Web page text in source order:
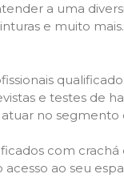
a uma
e muito
e testes de
no segmento
com
ao seu